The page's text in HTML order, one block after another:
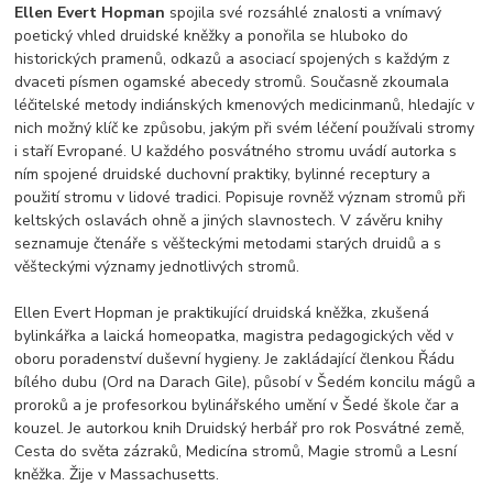
Ellen Evert Hopman spojila své rozsáhlé znalosti a vnímavý
poetický vhled druidské kněžky a ponořila se hluboko do
historických pramenů, odkazů a asociací spojených s každým z
dvaceti písmen ogamské abecedy stromů. Současně zkoumala
léčitelské metody indiánských kmenových medicinmanů, hledajíc v
nich možný klíč ke způsobu, jakým při svém léčení používali stromy
i staří Evropané. U každého posvátného stromu uvádí autorka s
ním spojené druidské duchovní praktiky, bylinné receptury a
použití stromu v lidové tradici. Popisuje rovněž význam stromů při
keltských oslavách ohně a jiných slavnostech. V závěru knihy
seznamuje čtenáře s věšteckými metodami starých druidů a s
věšteckými významy jednotlivých stromů.
Ellen Evert Hopman je praktikující druidská kněžka, zkušená
bylinkářka a laická homeopatka, magistra pedagogických věd v
oboru poradenství duševní hygieny. Je zakládající členkou Řádu
bílého dubu (Ord na Darach Gile), působí v Šedém koncilu mágů a
proroků a je profesorkou bylinářského umění v Šedé škole čar a
kouzel. Je autorkou knih Druidský herbář pro rok Posvátné země,
Cesta do světa zázraků, Medicína stromů, Magie stromů a Lesní
kněžka. Žije v Massachusetts.